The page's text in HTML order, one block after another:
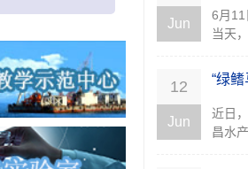
Jun
6月11
当天
12
Jun
“绿
近日
昌水